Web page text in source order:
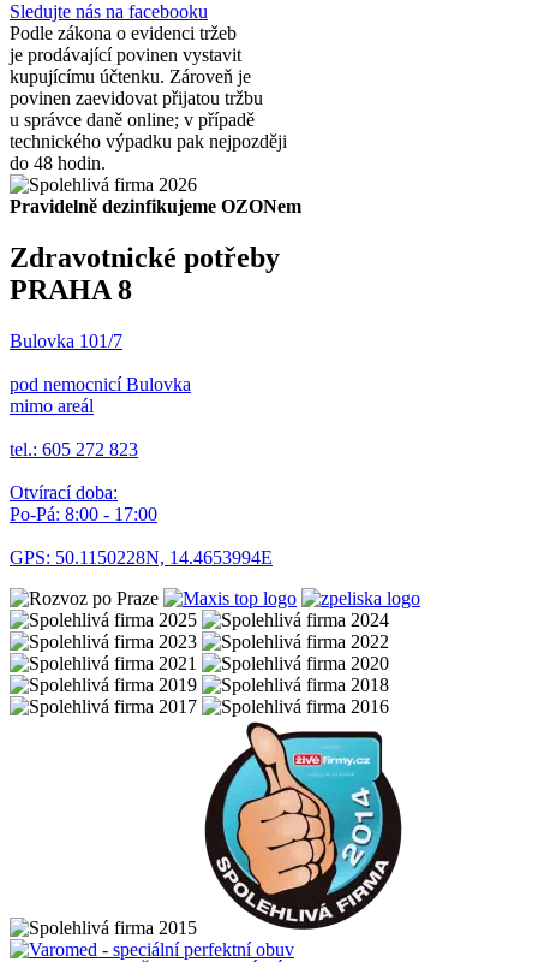
Sledujte nás na facebooku
Podle zákona o evidenci tržeb
je prodávající povinen vystavit
kupujícímu účtenku. Zároveň je
povinen zaevidovat přijatou tržbu
u správce daně online; v případě
technického výpadku pak nejpozději
do 48 hodin.
Pravidelně dezinfikujeme OZONem
Zdravotnické potřeby
PRAHA 8
Bulovka 101/7
pod nemocnicí Bulovka
mimo areál
tel.: 605 272 823
Otvírací doba:
Po-Pá: 8:00 - 17:00
GPS: 50.1150228N, 14.4653994E